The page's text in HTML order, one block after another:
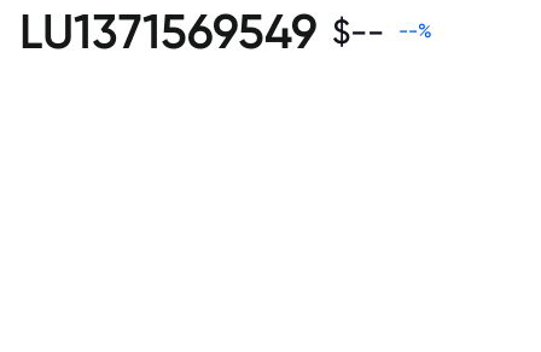
LU1371569549 $-- --%